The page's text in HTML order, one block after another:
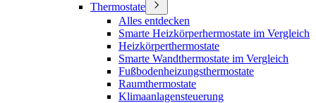
Thermostate
Alles entdecken
Smarte Heizkörperhermostate im Vergleich
Heizkörperthermostate
Smarte Wandthermostate im Vergleich
Fußbodenheizungsthermostate
Raumthermostate
Klimaanlagensteuerung